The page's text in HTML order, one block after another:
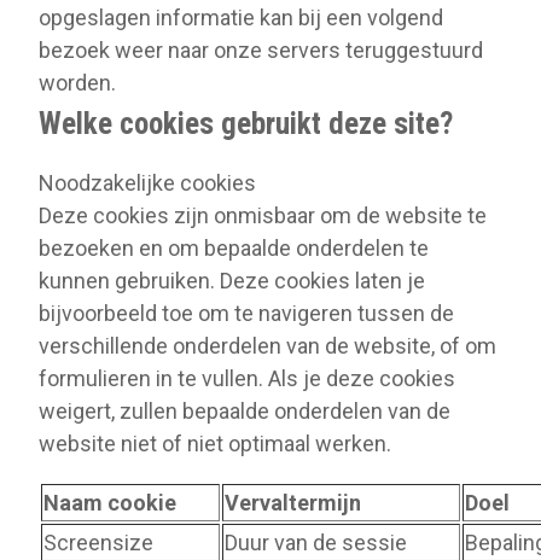
opgeslagen informatie kan bij een volgend
bezoek weer naar onze servers teruggestuurd
worden.
Welke cookies gebruikt deze site?
Noodzakelijke cookies
Deze cookies zijn onmisbaar om de website te
bezoeken en om bepaalde onderdelen te
kunnen gebruiken. Deze cookies laten je
bijvoorbeeld toe om te navigeren tussen de
verschillende onderdelen van de website, of om
formulieren in te vullen. Als je deze cookies
weigert, zullen bepaalde onderdelen van de
website niet of niet optimaal werken.
Naam cookie Vervaltermijn
Doel
Screensize
Duur van de sessie